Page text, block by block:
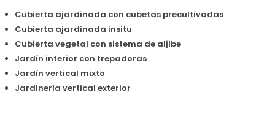
Cubierta ajardinada con cubetas precultivadas
Cubierta ajardinada insitu
Cubierta vegetal con sistema de aljibe
Jardín interior con trepadoras
Jardín vertical mixto
Jardinería vertical exterior